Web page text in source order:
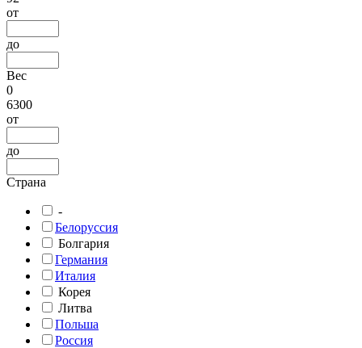
от
до
Вес
0
6300
от
до
Страна
-
Белоруссия
Болгария
Германия
Италия
Корея
Литва
Польша
Россия